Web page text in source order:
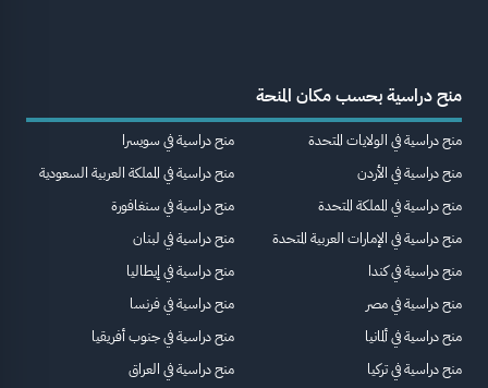
منح دراسية بحسب مكان المنحة
منح دراسية في الولايات المتحدة
منح دراسية في الأردن
منح دراسية في المملكة المتحدة
منح دراسية في الإمارات العربية المتحدة
منح دراسية في كندا
منح دراسية في مصر
منح دراسية في ألمانيا
منح دراسية في تركيا
منح دراسية في سويسرا
منح دراسية في المملكة العربية السعودية
منح دراسية في سنغافورة
منح دراسية في لبنان
منح دراسية في إيطاليا
منح دراسية في فرنسا
منح دراسية في جنوب أفريقيا
منح دراسية في العراق